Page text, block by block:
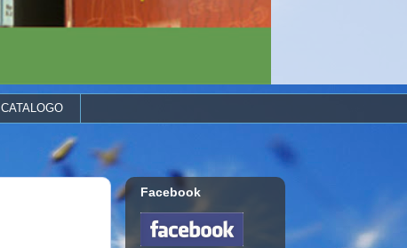
CATALOGO
Facebook